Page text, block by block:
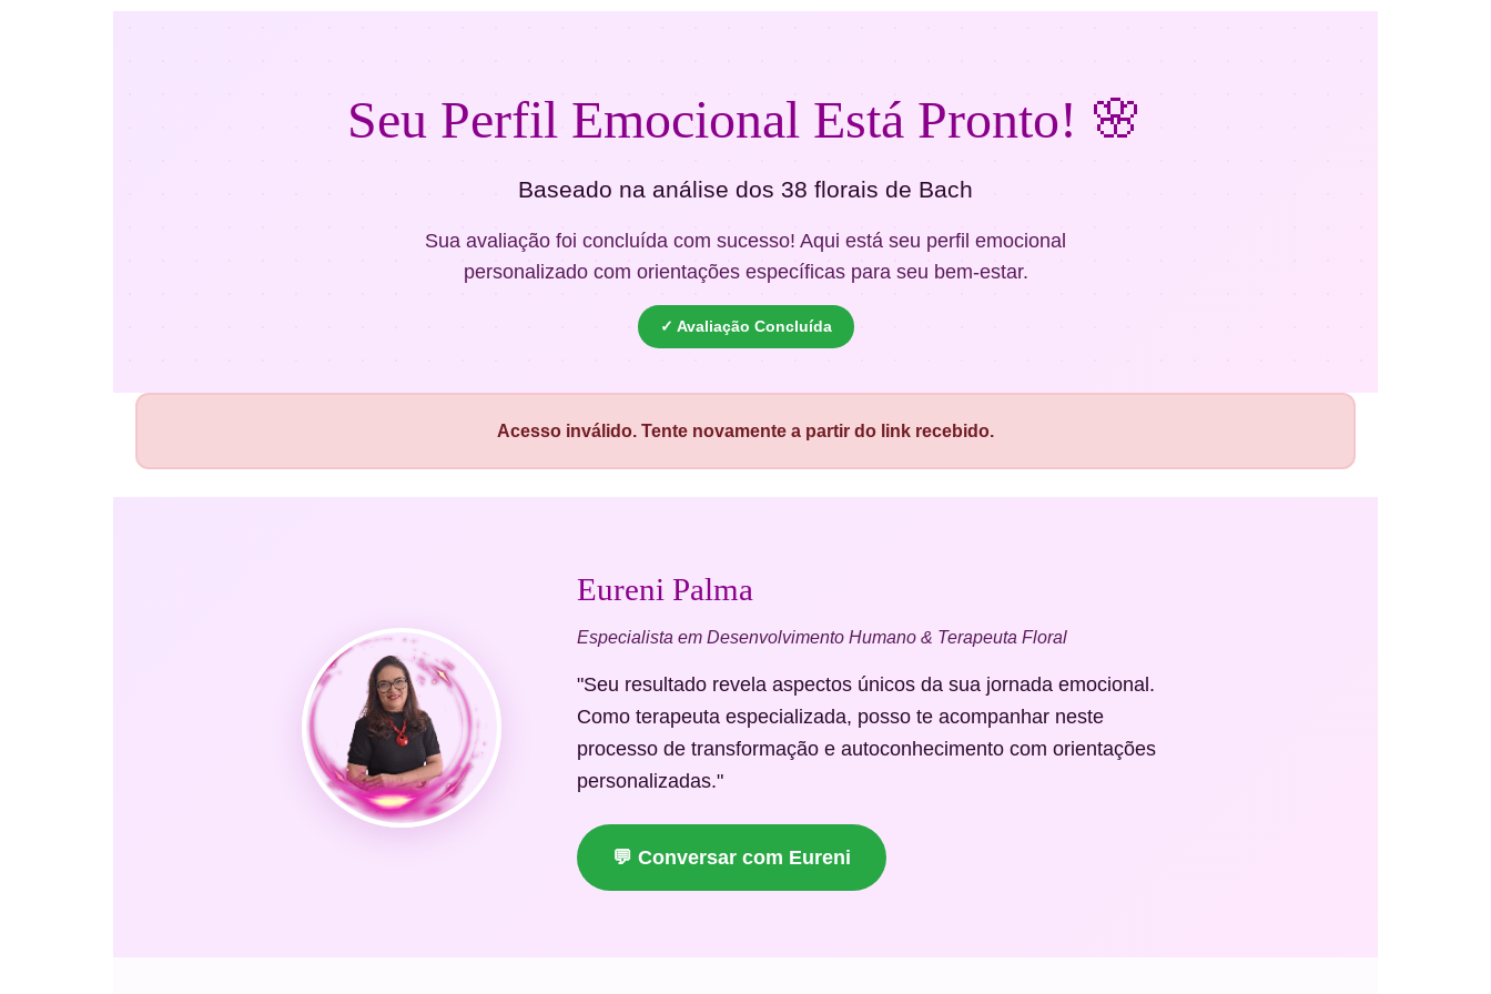
Seu Perfil Emocional Está Pronto! 🌸
Baseado na análise dos 38 florais de Bach
Sua avaliação foi concluída com sucesso! Aqui está seu perfil emocional
personalizado com orientações específicas para seu bem-estar.
✓ Avaliação Concluída
Acesso inválido. Tente novamente a partir do link recebido.
Eureni Palma
Especialista em Desenvolvimento Humano & Terapeuta Floral
"Seu resultado revela aspectos únicos da sua jornada emocional.
Como terapeuta especializada, posso te acompanhar neste
processo de transformação e autoconhecimento com orientações
personalizadas."
💬 Conversar com Eureni